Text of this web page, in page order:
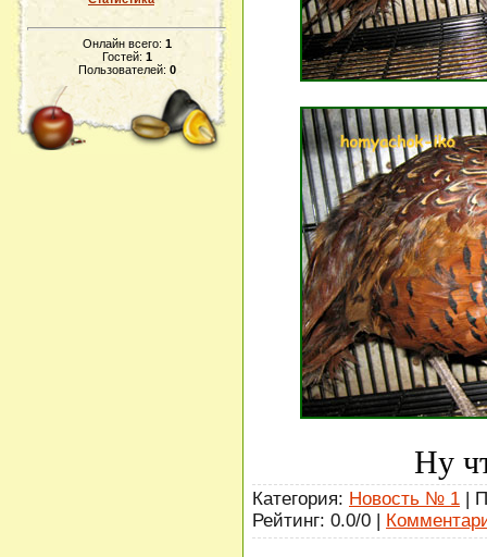
Онлайн всего: 1
Гостей: 1
Пользователей: 0
Ну
Категория: Новость № 1 |
Рейтинг: 0.0/0 |